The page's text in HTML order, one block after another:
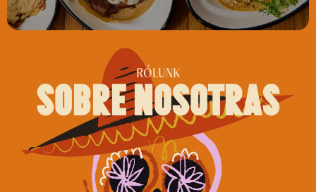
RÓLUNK
sobre nosotras